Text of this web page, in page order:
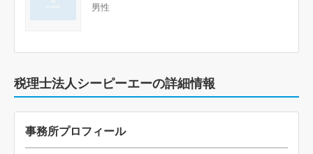
男性
税理士法人シーピーエーの詳細情報
事務所プロフィール